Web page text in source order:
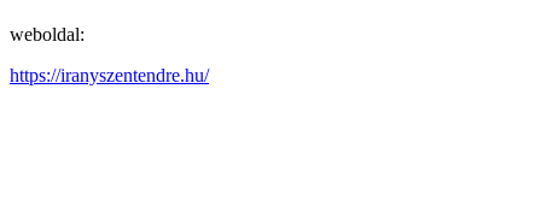
weboldal:
https://iranyszentendre.hu/